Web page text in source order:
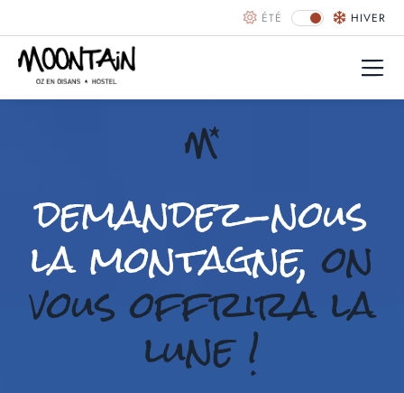
ÉTÉ HIVER
demandez-nous
la montagne,on
vous offrira la
lune !